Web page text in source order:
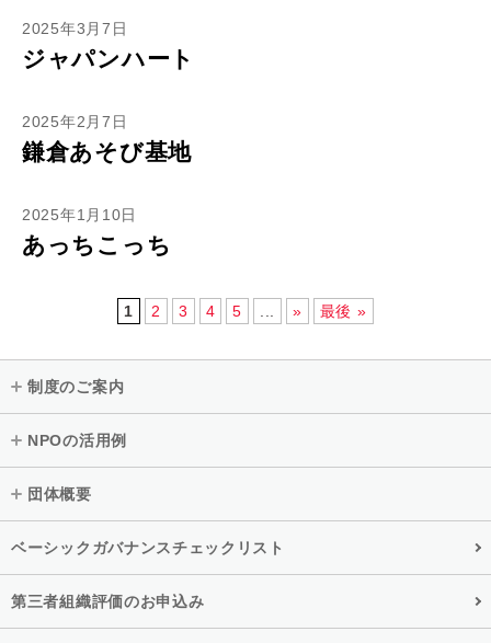
2025年3月7日
ジャパンハート
2025年2月7日
鎌倉あそび基地
2025年1月10日
あっちこっち
1 2 3 4 5 » 最後 »
制度のご案内
NPOの活用例
団体概要
ベーシックガバナンスチェックリスト
第三者組織評価のお申込み